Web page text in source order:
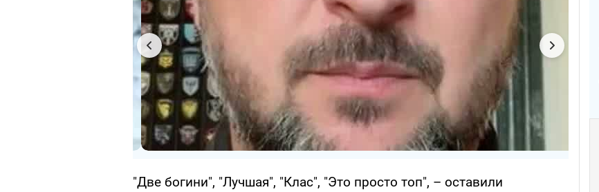
"Две богини", "Лучшая", "Клас", "Это просто топ", – оставили